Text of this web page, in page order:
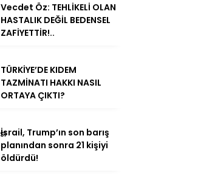
Vecdet Öz: TEHLİKELİ OLAN
HASTALIK DEĞİL BEDENSEL
ZAFİYETTİR!..
TÜRKİYE’DE KIDEM
TAZMİNATI HAKKI NASIL
ORTAYA ÇIKTI?
İsrail, Trump’ın son barış
planından sonra 21 kişiyi
öldürdü!